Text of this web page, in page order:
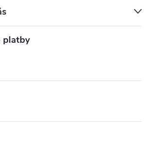
platby